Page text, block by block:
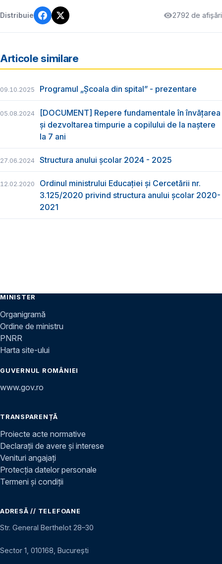
Distribuie 2792 de afișări
Articole similare
09.10.2025 Programul „Școala din spital” - prezentare
05.08.2024
[DOCUMENT] Repere fundamentale în învățarea
și dezvoltarea timpurie a copilului de la naștere
la 7 ani
27.06.2024 Structura anului școlar 2024 - 2025
12.02.2020
Ordinul ministrului Educației și Cercetării nr.
3.125/2020 privind structura anului școlar 2020-
2021
MINISTER
Organigramă
Ordine de ministru
PNRR
Harta site-ului
GUVERNUL ROMÂNIEI
www.gov.ro
TRANSPARENȚĂ
Proiecte acte normative
Declarații de avere și interese
Venituri angajați
Protecția datelor personale
Termeni și condiții
ADRESĂ // TELEFOANE
Str. General Berthelot 28–30
Sector 1, 010168, București